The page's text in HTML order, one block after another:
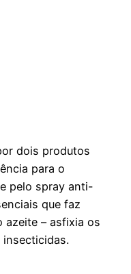
dois produtos
para o
pelo spray anti-
que faz
azeite – asfixia os
insecticidas.